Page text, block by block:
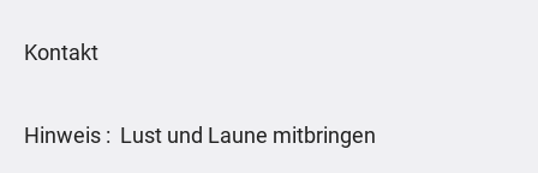
Kontakt
Hinweis : Lust und Laune mitbringen